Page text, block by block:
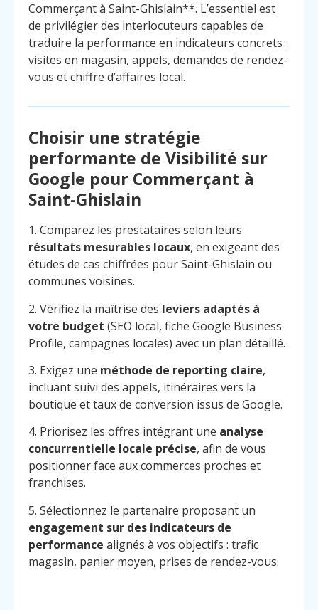
Commerçant à Saint-Ghislain**. L’essentiel est
de privilégier des interlocuteurs capables de
traduire la performance en indicateurs concrets :
visites en magasin, appels, demandes de rendez-
vous et chiffre d’affaires local.
Choisir une stratégie
performante de Visibilité sur
Google pour Commerçant à
Saint-Ghislain
1. Comparez les prestataires selon leurs
résultats mesurables locaux, en exigeant des
études de cas chiffrées pour Saint-Ghislain ou
communes voisines.
2. Vérifiez la maîtrise des leviers adaptés à
votre budget (SEO local, fiche Google Business
Profile, campagnes locales) avec un plan détaillé.
3. Exigez une méthode de reporting claire,
incluant suivi des appels, itinéraires vers la
boutique et taux de conversion issus de Google.
4. Priorisez les offres intégrant une analyse
concurrentielle locale précise, afin de vous
positionner face aux commerces proches et
franchises.
5. Sélectionnez le partenaire proposant un
engagement sur des indicateurs de
performance alignés à vos objectifs : trafic
magasin, panier moyen, prises de rendez-vous.